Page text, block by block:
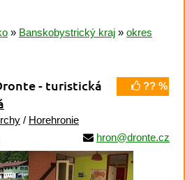
» Banskobystrický kraj » okres
?? %
- turistická
/ Horehronie
hron@dronte.cz